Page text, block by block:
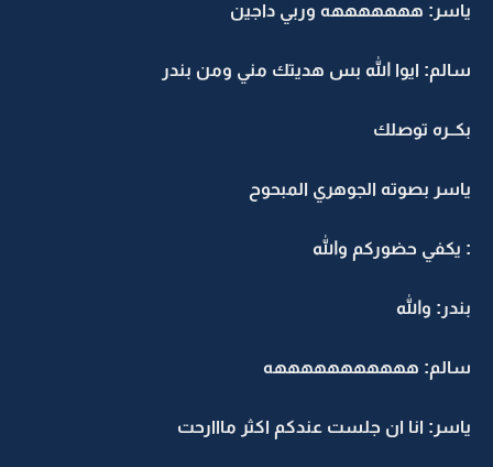
ياسر: هههههههه وربي داجين
سالم: ايوا الله بس هديتك مني ومن بندر
بكــره توصلك
ياسر بصوته الجوهري المبحوح
: يكفي حضوركم والله
بندر: والله
سالم: هههههههههههه
ياسر: انا ان جلست عندكم اكثر مااارحت